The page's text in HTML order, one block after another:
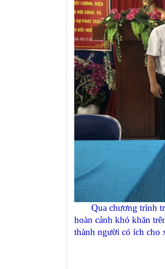
Qua chương trình
hoàn cảnh khó khăn
thành người có ích cho